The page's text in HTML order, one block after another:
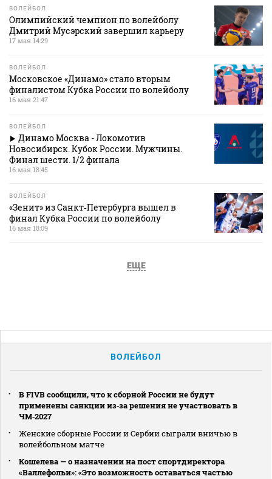
ВОЛЕЙБОЛ
Олимпийский чемпион по волейболу
Дмитрий Мусэрский завершил карьеру
17 мая 14:29
ВОЛЕЙБОЛ
Московское «Динамо» стало вторым
финалистом Кубка России по волейболу
16 мая 21:47
ВОЛЕЙБОЛ
Динамо Москва - Локомотив
Новосибирск. Кубок России. Мужчины.
Финал шести. 1/2 финала
16 мая 18:45
ВОЛЕЙБОЛ
«Зенит» из Санкт‑Петербурга вышел в
финал Кубка России по волейболу
16 мая 18:09
ЕЩЕ
ВОЛЕЙБОЛ
В FIVB сообщили, что к сборной России не будут
применены санкции из‑за решения не участвовать в
ЧМ‑2027
Женские сборные России и Сербии сыграли вничью в
волейбольном матче
Кошелева — о назначении на пост спортдиректора
«Валлефольи»: «Это возможность оставаться частью